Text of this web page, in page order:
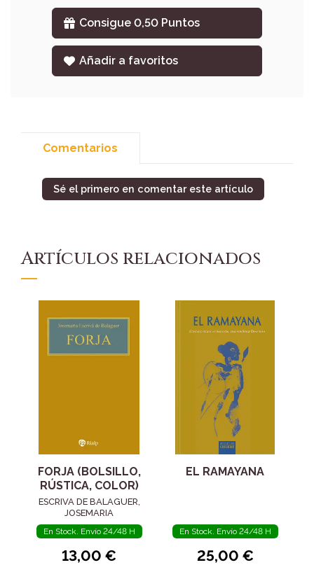
Consigue 0,50 Puntos
Añadir a favoritos
Comentarios
Sé el primero en comentar este artículo
Artículos relacionados
FORJA (BOLSILLO,
RÚSTICA, COLOR)
ESCRIVA DE BALAGUER,
JOSEMARIA
En Stock. Envío 24/48 H
13,00 €
EL RAMAYANA
En Stock. Envío 24/48 H
25,00 €